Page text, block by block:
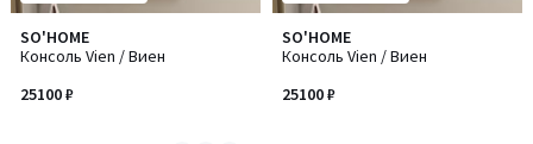
SO'HOME
Консоль Vien / Виен
25100 ₽
Количество
цветов:
2
SO'HOME
Консоль Vien / Виен
25100 ₽